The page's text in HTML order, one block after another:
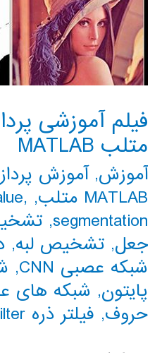
فیلم آموزشی
متلب MATLAB
آموزش,آموزش
MATLAB متلب
,
,
segmentation
,
جعل, تشخیص لبه,
شبکه عصبی CNN
,
پایتون, شبکه های
حروف, فیلتر ذره particle filter